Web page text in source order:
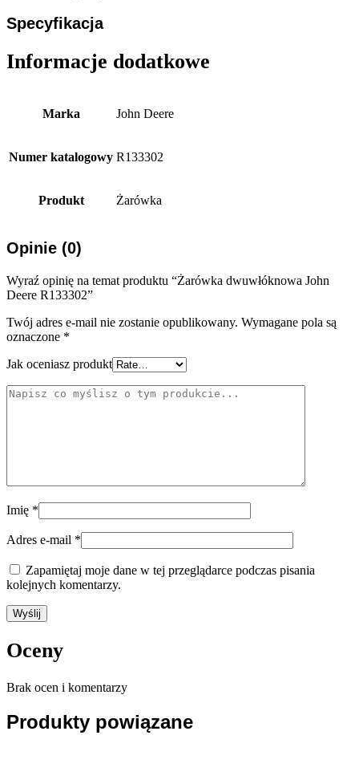
Specyfikacja
Informacje dodatkowe
Marka John Deere
Numer katalogowy R133302
Produkt Żarówka
Opinie (0)
Wyraź opinię na temat produktu “Żarówka dwuwłóknowa John
Deere R133302”
Twój adres e-mail nie zostanie opublikowany. Wymagane pola są
oznaczone *
Jak oceniasz produkt
Imię *
Adres e-mail *
Zapamiętaj moje dane w tej przeglądarce podczas pisania
kolejnych komentarzy.
Oceny
Brak ocen i komentarzy
Produkty powiązane